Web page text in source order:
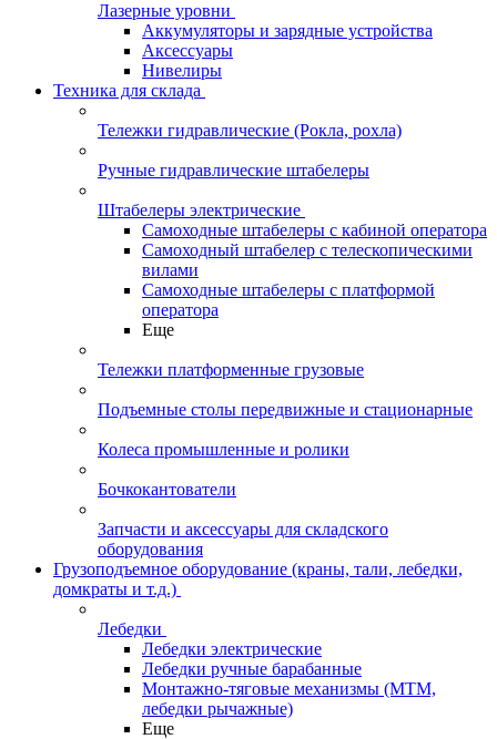
Лазерные уровни
Аккумуляторы и зарядные устройства
Аксессуары
Нивелиры
Техника для склада
Тележки гидравлические (Рокла, рохла)
Ручные гидравлические штабелеры
Штабелеры электрические
Самоходные штабелеры с кабиной оператора
Самоходный штабелер с телескопическими
вилами
Самоходные штабелеры с платформой
оператора
Еще
Тележки платформенные грузовые
Подъемные столы передвижные и стационарные
Колеса промышленные и ролики
Бочкокантователи
Запчасти и аксессуары для складского
оборудования
Грузоподъемное оборудование (краны, тали, лебедки,
домкраты и т.д.)
Лебедки
Лебедки электрические
Лебедки ручные барабанные
Монтажно-тяговые механизмы (МТМ,
лебедки рычажные)
Еще